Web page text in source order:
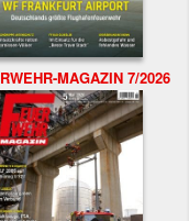
MAGAZIN 7/2026